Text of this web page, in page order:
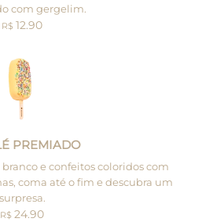
com gergelim.
R$ 12.90
PREMIADO
e confeitos coloridos com
coma até o fim e descubra um
surpresa.
R$ 24.90